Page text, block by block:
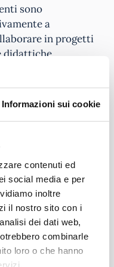
Informazioni sui cookie
contenuti ed
social media e per
inoltre
il nostro sito con i
dei dati web,
combinarle
loro o che hanno
sono
a
in progetti
didattiche